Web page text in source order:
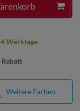
Werktage
Weitere Farben